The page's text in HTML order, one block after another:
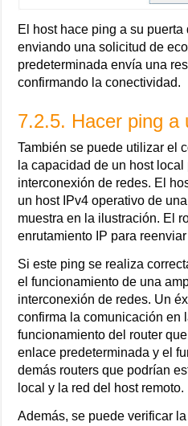
El host hace ping a su
enviando una solicitud de
predeterminada envía una
confirmando la conectividad.
7.2.5. Hacer ping a
También se puede utilizar el
la capacidad de un host
interconexión de redes. El
un host IPv4 operativo de
muestra en la ilustración. El
enrutamiento IP para
Si este ping se realiza
el funcionamiento de una
interconexión de redes. Un
confirma la comunicación en
funcionamiento del router
enlace predeterminada y el
demás routers que podrían
local y la red del host remoto.
Además, se puede verificar